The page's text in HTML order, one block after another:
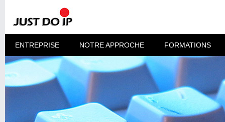
ENTREPRISE NOTRE APPROCHE FORMATIONS